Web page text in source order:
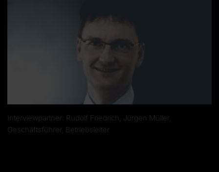
Interviewpartner: Rudolf Friedrich, Jürgen Müller,
Geschäftsführer, Betriebsleiter